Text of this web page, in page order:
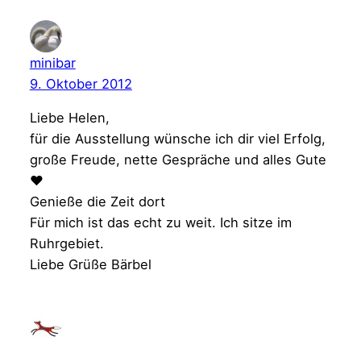
minibar
9. Oktober 2012
Liebe Helen,
für die Ausstellung wünsche ich dir viel Erfolg,
große Freude, nette Gespräche und alles Gute
♥
Genieße die Zeit dort
Für mich ist das echt zu weit. Ich sitze im
Ruhrgebiet.
Liebe Grüße Bärbel